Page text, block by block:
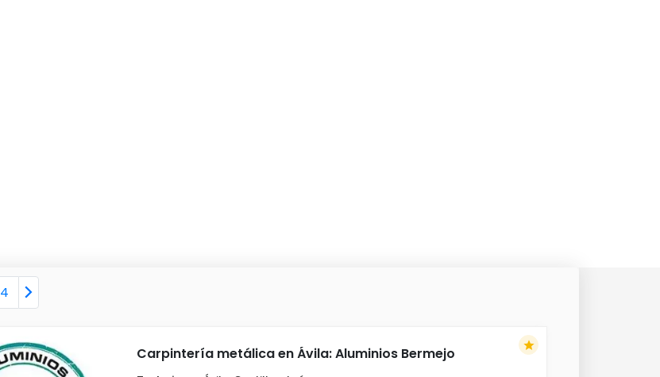
4
Carpintería metálica en Ávila: Aluminios Bermejo star